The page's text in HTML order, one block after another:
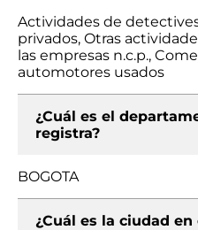
Actividades de
privados, Otras
las empresas n.c.p.,
automotores usados
¿Cuál es el
registra?
BOGOTA
¿Cuál es la ciudad